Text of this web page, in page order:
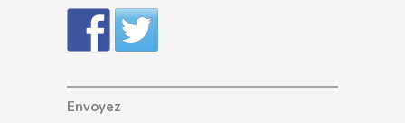
Envoyez